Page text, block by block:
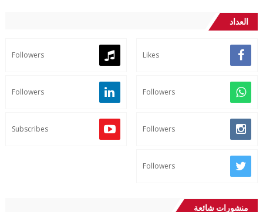
العداد
Likes
Followers
Followers
Followers
Followers
Subscribes
Followers
منشورات شائعة